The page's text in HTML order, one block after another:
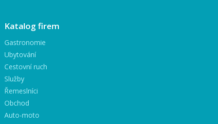
Katalog firem
Gastronomie
Ubytování
Cestovní ruch
Služby
Řemeslníci
Obchod
Auto-moto